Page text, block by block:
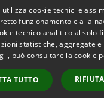
Copyright
utilizza cookie tecnici e
funzionamento e alla
tecnico analitico al solo
statistiche, aggregate e
può consultare la cookie
TUTTO